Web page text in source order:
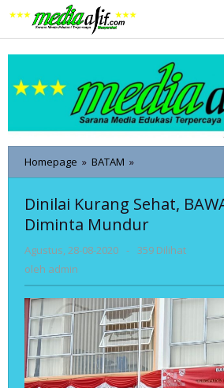
ke
konten
Homepage » BATAM »
Kurang
BAWASLU
Batam
Mundur
Dinilai Kurang Sehat,
Diminta Mundur
Agustus, 28-08-2020 oleh
- 359 Dilihat
oleh admin